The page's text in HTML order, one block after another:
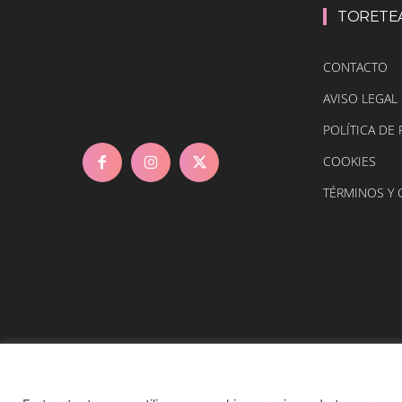
CONTACTO
AVISO LEGAL
POLÍTICA DE
COOKIES
TÉRMINOS Y